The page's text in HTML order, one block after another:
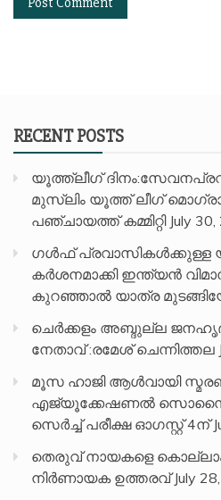
RECENT POSTS
യൂത്ത്ലീഗ്
മുസ്ലിം യൂത്ത് ലീഗ്
പഞ്ചായത്ത് കമ്മിറ്റി July
ഗൾഫ് പ്രവാസികൾക്കുള്ള
കർശനമാക്കി ഇന്ത്യൻ
കുറഞ്ഞാൽ യാത്ര
ചെർക്കളം അബ്ദുല്ല
നേതാവ് :രമേശ് ചെന്നിത്തല
മൂസ ഹാജി ആൾവായി
എജ്യൂക്കേഷണൽ
സെർച്ച് പരീക്ഷ ഓഗസ്റ്റ് 4ന്
തെരുവ് നായകളെ
നിർണായക ഉത്തരവ് July